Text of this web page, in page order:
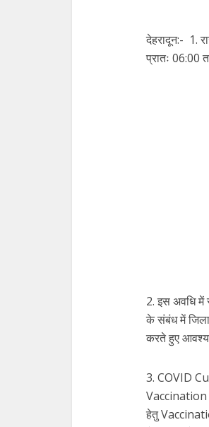
देहरादून:- 1.
प्रातः 06:00
2. इस अवधि में
के संबंध में
करते हुए
3. COVID
Vaccination
हेतु